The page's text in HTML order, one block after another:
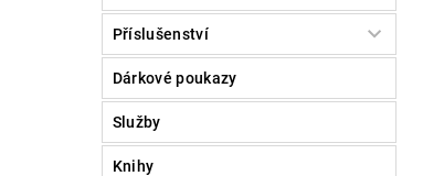
Příslušenství
Dárkové poukazy
Služby
Knihy